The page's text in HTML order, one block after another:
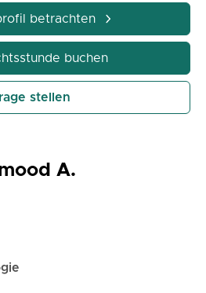
erhalten
und visuellen
Diagramme,
betrachten
buchen
stellen
A.